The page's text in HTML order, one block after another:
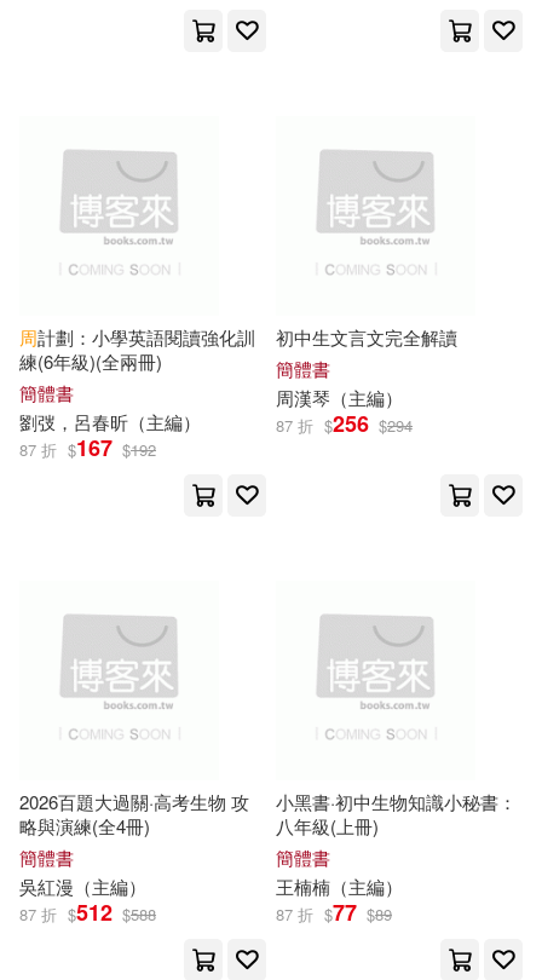
李瑞（主編）(12)
梁莉娟，張秀峰（主編）(12)
洪鎮濤 主編(12)
潘小雲（主編）(12)
王凡（主編）(12)
王子安（主編）(12)
藤未都也(12)
趙曉敏（主編）(12)
陳曉冰（主編）(12)
靳瑞剛（主編）(12)
中國人口出版社(70)
北京體育大學出版社(70)
上海人民出版社(69)
中國政法大學出版社(69)
中國華僑出版社(68)
江蘇教育出版社(68)
重慶出版社(68)
吉林美術出版社(67)
天津科學技術出版社(67)
周計劃：小學英語閱讀強化訓
練(6年級)(全兩冊)
簡體書
劉弢，呂春昕（主編）
87 折 $167 $192
初中生文言文完全解讀
簡體書
周漢琴（主編）
87 折 $256 $294
2026百題大過關·高考生物 攻
略與演練(全4冊)
簡體書
吳紅漫（主編）
87 折 $512 $588
小黑書·初中生物知識小秘書：
八年級(上冊)
簡體書
王楠楠（主編）
87 折 $77 $89